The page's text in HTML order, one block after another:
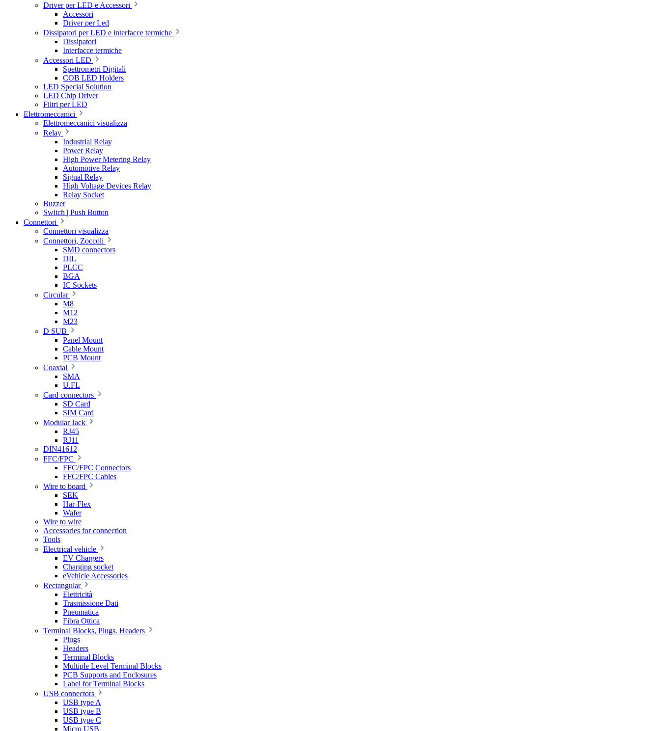
Driver per LED e Accessori
Accessori
Driver per Led
Dissipatori per LED e interfacce termiche
Dissipatori
Interfacce termiche
Accessori LED
Spettrometri Digitali
COB LED Holders
LED Special Solution
LED Chip Driver
Filtri per LED
Elettromeccanici
Elettromeccanici visualizza
Relay
Industrial Relay
Power Relay
High Power Metering Relay
Automotive Relay
Signal Relay
High Voltage Devices Relay
Relay Socket
Buzzer
Switch | Push Button
Connettori
Connettori visualizza
Connettori, Zoccoli
SMD connectors
DIL
PLCC
BGA
IC Sockets
Circular
M8
M12
M23
D SUB
Panel Mount
Cable Mount
PCB Mount
Coaxial
SMA
U.FL
Card connectors
SD Card
SIM Card
Modular Jack
RJ45
RJ11
DIN41612
FFC/FPC
FFC/FPC Connectors
FFC/FPC Cables
Wire to board
SEK
Har-Flex
Wafer
Wire to wire
Accessories for connection
Tools
Electrical vehicle
EV Chargers
Charging socket
eVehicle Accessories
Rectangular
Elettricità
Trasmissione Dati
Pneumatica
Fibra Ottica
Terminal Blocks, Plugs. Headers
Plugs
Headers
Terminal Blocks
Multiple Level Terminal Blocks
PCB Supports and Enclosures
Label for Terminal Blocks
USB connectors
USB type A
USB type B
USB type C
Micro USB